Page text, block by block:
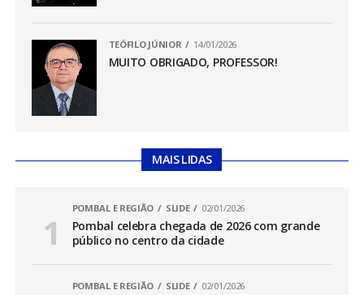
TEÓFILO JÚNIOR 14/01/2026
MUITO OBRIGADO, PROFESSOR!
MAIS LIDAS
POMBAL E REGIÃO SLIDE 02/01/2026
Pombal celebra chegada de 2026 com grande
público no centro da cidade
POMBAL E REGIÃO SLIDE 02/01/2026